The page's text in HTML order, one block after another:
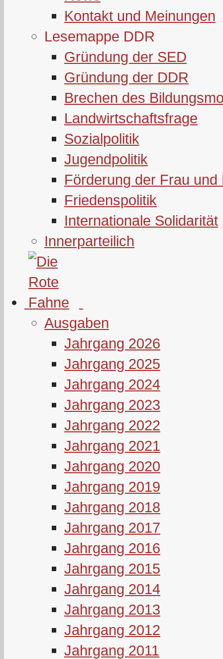
Kontakt und Meinungen
Lesemappe DDR
Gründung der SED
Gründung der DDR
Brechen des
Landwirtschaftsfrage
Sozialpolitik
Jugendpolitik
Förderung der Frau und
Friedenspolitik
Internationale Solidarität
Innerparteilich
Ausgaben
Jahrgang 2026
Jahrgang 2025
Jahrgang 2024
Jahrgang 2023
Jahrgang 2022
Jahrgang 2021
Jahrgang 2020
Jahrgang 2019
Jahrgang 2018
Jahrgang 2017
Jahrgang 2016
Jahrgang 2015
Jahrgang 2014
Jahrgang 2013
Jahrgang 2012
Jahrgang 2011